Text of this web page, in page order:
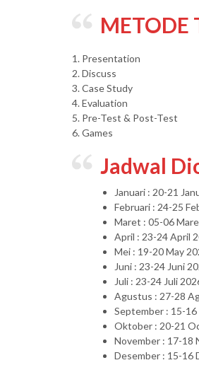
METODE
1. Presentation
2. Discuss
3. Case Study
4. Evaluation
5. Pre-Test & Post-Test
6. Games
Jadwal
Januari : 20-21
Februari : 24-25
Maret : 05-06
April : 23-24 April
Mei : 19-20 May
Juni : 23-24 Juni
Juli : 23-24 Juli
Agustus : 27-28
September : 15-
Oktober : 20-21
November : 17-18
Desember : 15-16